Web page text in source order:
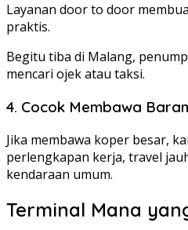
Layanan door to door
praktis.
Begitu tiba di Malang,
mencari ojek atau taksi.
4. Cocok Membawa
Jika membawa koper besar,
perlengkapan kerja, travel
kendaraan umum.
Terminal Mana